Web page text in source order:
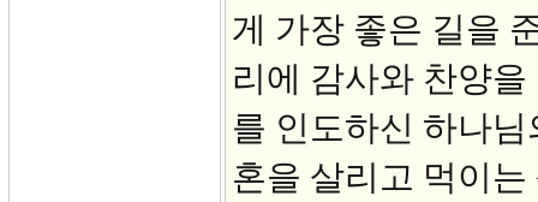
게 가장 좋은 길을
리에 감사와 찬양
를 인도하신 하나
혼을 살리고 먹이